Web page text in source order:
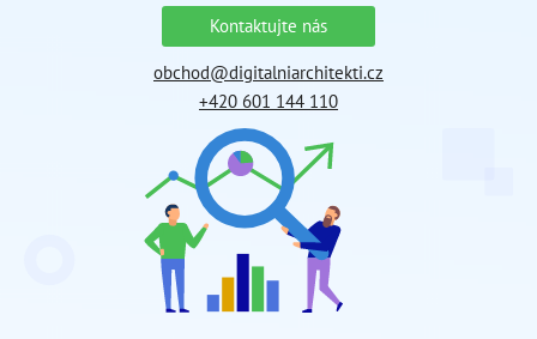
Kontaktujte nás
obchod@digitalniarchitekti.cz
+420 601 144 110